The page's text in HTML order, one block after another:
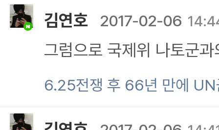
환적 병기 위사적 무기를
에서의 봉무기안적 총기
에 의무로 지정한다.
전쟁과 전란에서의 강제
라 전세계의 군입대를 소
지닌다.
김연호 2017-02-06
그럼으로 국제위 나토군
범인회적 상공회으소적
대위 소장위론적 소집안)
6.25전쟁 후 66년 만에 UN